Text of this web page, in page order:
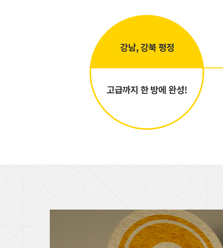
강남, 강북 평정
고급까지 한 방에 완성!